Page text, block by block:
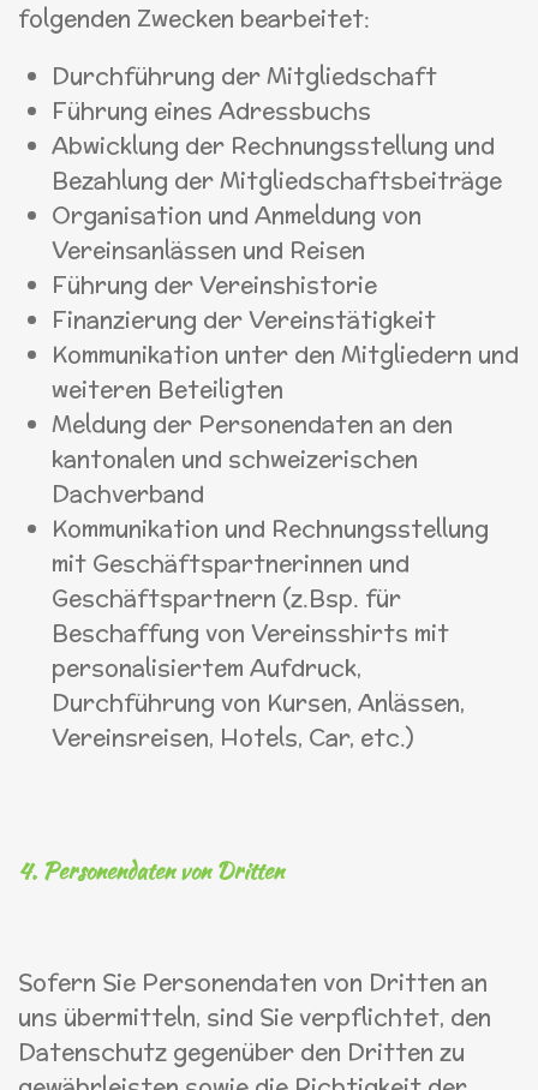
folgenden Zwecken bearbeitet:
Durchführung der Mitgliedschaft
Führung eines Adressbuchs
Abwicklung der Rechnungsstellung und
Bezahlung der Mitgliedschaftsbeiträge
Organisation und Anmeldung von
Vereinsanlässen und Reisen
Führung der Vereinshistorie
Finanzierung der Vereinstätigkeit
Kommunikation unter den Mitgliedern und
weiteren Beteiligten
Meldung der Personendaten an den
kantonalen und schweizerischen
Dachverband
Kommunikation und Rechnungsstellung
mit Geschäftspartnerinnen und
Geschäftspartnern (z.Bsp. für
Beschaffung von Vereinsshirts mit
personalisiertem Aufdruck,
Durchführung von Kursen, Anlässen,
Vereinsreisen, Hotels, Car, etc.)
4. Personendaten von Dritten
Sofern Sie Personendaten von Dritten an
uns übermitteln, sind Sie verpflichtet, den
Datenschutz gegenüber den Dritten zu